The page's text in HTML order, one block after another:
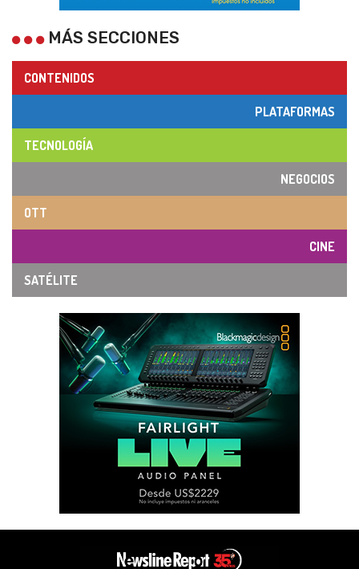
MÁS SECCIONES
CONTENIDOS
PLATAFORMAS
TECNOLOGÍA
NEGOCIOS
OTT
CINE
SATÉLITE